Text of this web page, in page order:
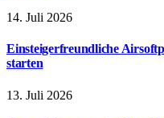
14. Juli 2026
Einsteigerfreundliche
starten
13. Juli 2026